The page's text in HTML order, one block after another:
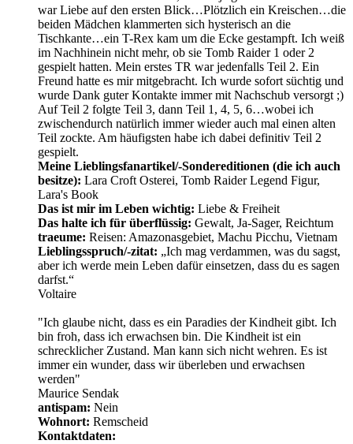
war Liebe auf den ersten Blick…Plötzlich ein Kreischen…die
beiden Mädchen klammerten sich hysterisch an die
Tischkante…ein T-Rex kam um die Ecke gestampft. Ich weiß
im Nachhinein nicht mehr, ob sie Tomb Raider 1 oder 2
gespielt hatten. Mein erstes TR war jedenfalls Teil 2. Ein
Freund hatte es mir mitgebracht. Ich wurde sofort süchtig und
wurde Dank guter Kontakte immer mit Nachschub versorgt ;)
Auf Teil 2 folgte Teil 3, dann Teil 1, 4, 5, 6…wobei ich
zwischendurch natürlich immer wieder auch mal einen alten
Teil zockte. Am häufigsten habe ich dabei definitiv Teil 2
gespielt.
Meine Lieblingsfanartikel/-Sondereditionen (die ich auch
besitze): Lara Croft Osterei, Tomb Raider Legend Figur,
Lara's Book
Das ist mir im Leben wichtig: Liebe & Freiheit
Das halte ich für überflüssig: Gewalt, Ja-Sager, Reichtum
traeume: Reisen: Amazonasgebiet, Machu Picchu, Vietnam
Lieblingsspruch/-zitat: „Ich mag verdammen, was du sagst,
aber ich werde mein Leben dafür einsetzen, dass du es sagen
darfst.“
Voltaire
"Ich glaube nicht, dass es ein Paradies der Kindheit gibt. Ich
bin froh, dass ich erwachsen bin. Die Kindheit ist ein
schrecklicher Zustand. Man kann sich nicht wehren. Es ist
immer ein wunder, dass wir überleben und erwachsen
werden"
Maurice Sendak
antispam: Nein
Wohnort: Remscheid
Kontaktdaten: